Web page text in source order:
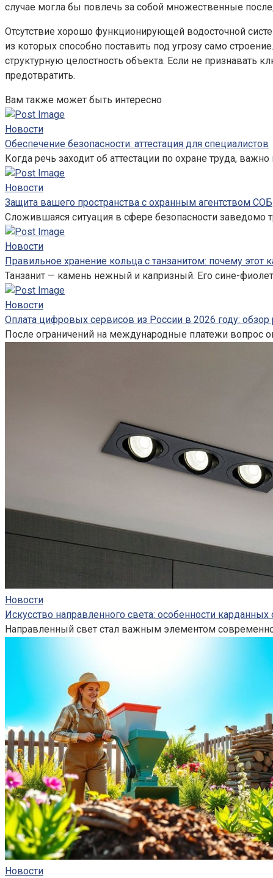
случае могла бы повлечь за собой множественные
Отсутствие хорошо функционирующей водосточной
из которых способно поставить под угрозу само
структурную целостность объекта. Если не
предотвратить.
Вам также может быть интересно
Новости
Обеспечение безопасности: аттестация для специалистов
Когда речь заходит об аттестации по охране труда,
Новости
Защита вашего пространства с охранным агентством СОБ
Сложившаяся ситуация в сфере безопасности
Новости
Правильное хранение кольца с танзанитом: почему этот
Танзанит — камень нежный и капризный. Его сине-
Новости
Оплата цифровых сервисов из России в 2026 году:
После ограничений на международные платежи вопрос
Новости
Искусство направленного света: особенности карданных
Направленный свет стал важным элементом
Новости